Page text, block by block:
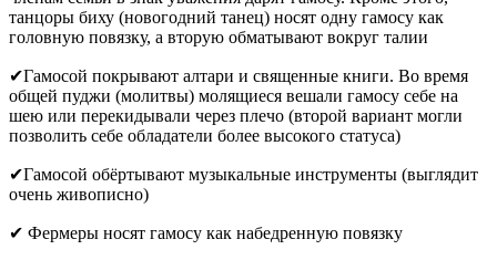
танцоры биху (новогодний танец) носят одну гамосу как
головную повязку, а вторую обматывают вокруг талии
✔Гамосой покрывают алтари и священные книги. Во время
общей пуджи (молитвы) молящиеся вешали гамосу себе на
шею или перекидывали через плечо (второй вариант могли
позволить себе обладатели более высокого статуса)
✔Гамосой обёртывают музыкальные инструменты (выглядит
очень живописно)
✔ Фермеры носят гамосу как набедренную повязку